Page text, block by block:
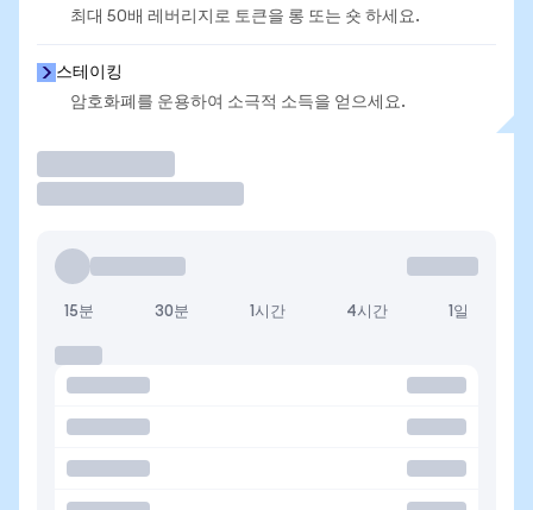
최대 50배 레버리지로 토큰을 롱 또는 숏 하세요.
스테이킹
암호화폐를 운용하여 소극적 소득을 얻으세요.
15분 30분 1시간 4시간 1일